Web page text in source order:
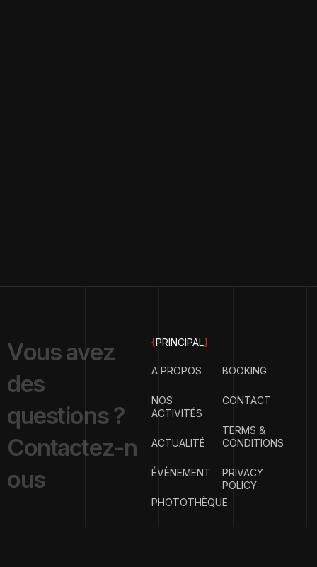
Vousavez
des
questions?
Contactez-n
ous
{PRINCIPAL}
A PROPOS
NOS
ACTIVITÉS
ACTUALITÉ
ÉVÈNEMENT
PHOTOTHÈQUE
BOOKING
CONTACT
TERMS &
CONDITIONS
PRIVACY
POLICY